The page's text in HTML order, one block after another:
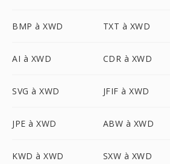
BMP à XWD TXT à XWD
AI à XWD CDR à XWD
SVG à XWD JFIF à XWD
JPE à XWD ABW à XWD
KWD à XWD SXW à XWD